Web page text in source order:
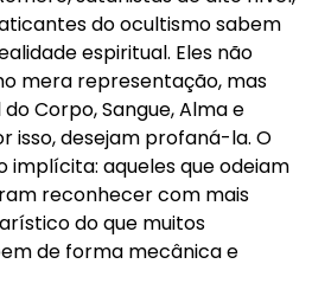
do ocultismo sabem
espiritual. Eles não
mera representação, mas
Corpo, Sangue, Alma e
isso, desejam profaná-la. O
implícita: aqueles que odeiam
reconhecer com mais
do que muitos
de forma mecânica e